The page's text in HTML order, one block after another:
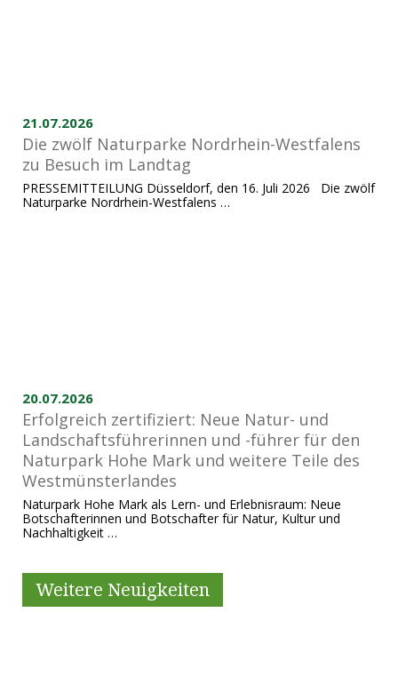
21.07.2026
Die zwölf Naturparke Nordrhein-Westfalens
zu Besuch im Landtag
PRESSEMITTEILUNG Düsseldorf, den 16. Juli 2026 Die zwölf
Naturparke Nordrhein-Westfalens …
20.07.2026
Erfolgreich zertifiziert: Neue Natur- und
Landschaftsführerinnen und -führer für den
Naturpark Hohe Mark und weitere Teile des
Westmünsterlandes
Naturpark Hohe Mark als Lern- und Erlebnisraum: Neue
Botschafterinnen und Botschafter für Natur, Kultur und
Nachhaltigkeit …
Weitere Neuigkeiten